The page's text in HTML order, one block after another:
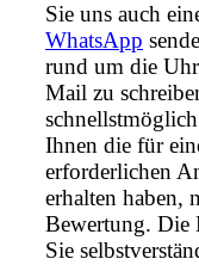
Sie uns auch
WhatsApp
rund um die
Mail zu
Ihnen die für
erforderlichen
erhalten haben,
Bewertung. Die
Sie